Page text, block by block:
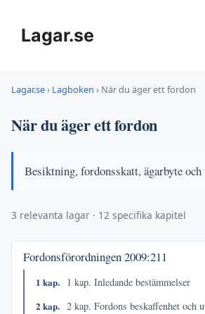
innehållLagar.se
Lagar.se› Lagboken › När du äger ett fordon
När du äger ett fordon
Besiktning, fordonsskatt, ägarbyte och
3 relevanta lagar · 12 specifika kapitel
Fordonsförordningen2009:211
1 kap.
1 kap. Inledande bestämmelser
2 kap. 2 kap. Fordons beskaffenhet och